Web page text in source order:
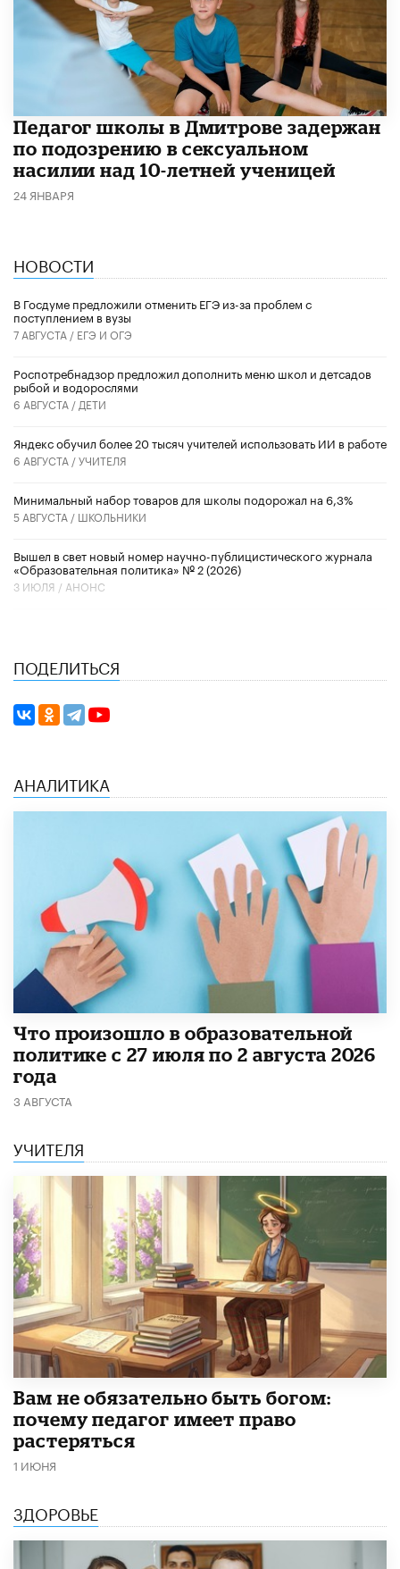
Педагог школы в Дмитрове задержан
по подозрению в сексуальном
насилии над 10-летней ученицей
24 ЯНВАРЯ
НОВОСТИ
В Госдуме предложили отменить ЕГЭ из-за проблем с
поступлением в вузы
7 АВГУСТА / ЕГЭ И ОГЭ
Роспотребнадзор предложил дополнить меню школ и детсадов
рыбой и водорослями
6 АВГУСТА / ДЕТИ
​Яндекс обучил более 20 тысяч учителей использовать ИИ в работе
6 АВГУСТА /УЧИТЕЛЯ
Минимальный набор товаров для школы подорожал на 6,3%
5 АВГУСТА / ШКОЛЬНИКИ
Вышел в свет новый номер научно-публицистического журнала
«Образовательная политика» № 2 (2026)
3 ИЮЛЯ / АНОНС
ПОДЕЛИТЬСЯ
АНАЛИТИКА
​Что произошло в образовательной
политике с 27 июля по 2 августа 2026
года
3 АВГУСТА
УЧИТЕЛЯ
​Вам не обязательно быть богом:
почему педагог имеет право
растеряться
1 ИЮНЯ
ЗДОРОВЬЕ